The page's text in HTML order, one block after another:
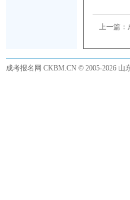
上一篇：
成考报名网 CKBM.CN © 2005-2026